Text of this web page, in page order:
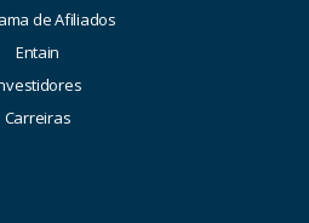
de Afiliados
Entain
Carreiras